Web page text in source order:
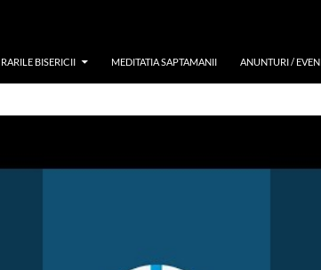
BISERICII MEDITATIA SAPTAMANII ANUNTURI /